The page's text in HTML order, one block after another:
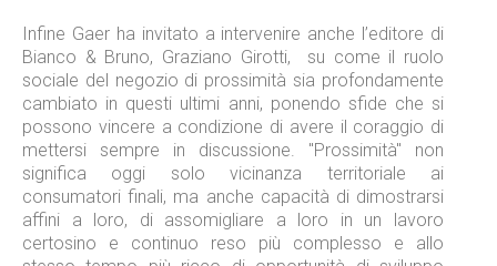
Infine Gaer ha invitato a intervenire anche l’editore di
Bianco & Bruno, Graziano Girotti,
su come il ruolo
sociale del negozio di prossimità sia profondamente
cambiato in questi ultimi anni, ponendo sfide che si
possono vincere a condizione di avere il coraggio di
mettersi sempre in discussione. "Prossimità" non
significa oggi solo vicinanza territoriale ai
consumatori finali, ma anche capacità di dimostrarsi
affini a loro, di assomigliare a loro in un lavoro
certosino e continuo reso più complesso e allo